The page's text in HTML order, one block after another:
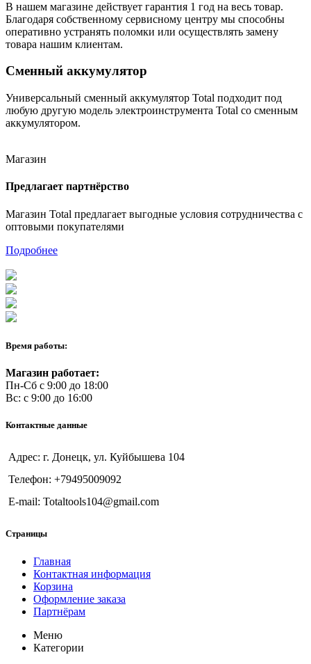
В нашем магазине действует гарантия 1 год на весь товар.
Благодаря собственному сервисному центру мы способны
оперативно устранять поломки или осуществлять замену
товара нашим клиентам.
Сменный аккумулятор
Универсальный сменный аккумулятор Total подходит под
любую другую модель электроинструмента Total со сменным
аккумулятором.
Магазин
Предлагает партнёрство
Магазин Total предлагает выгодные условия сотрудничества с
оптовыми покупателями
Подробнее
Время работы:
Магазин работает:
Пн-Сб с 9:00 до 18:00
Вс: с 9:00 до 16:00
Контактные данные
Адрес: г. Донецк, ул. Куйбышева 104
Телефон: +79495009092
E-mail: Totaltools104@gmail.com
Страницы
Главная
Контактная информация
Корзина
Оформление заказа
Партнёрам
Меню
Категории